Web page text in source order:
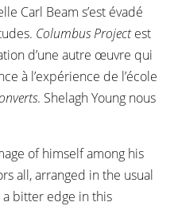
Carl Beam s’est évadé
Columbus Projectest
d’une autre œuvre qui
à l’expérience de l’école
. Shelagh Young nous
of himself among his
all, arranged in the usual
bitter edge in this